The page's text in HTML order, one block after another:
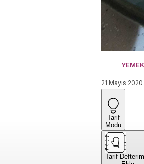
YEMEK
21 Mayıs 2020
Tarif
Modu
Tarif